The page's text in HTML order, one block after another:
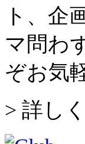
ト、企
マ問わ
ぞお気
> 詳し